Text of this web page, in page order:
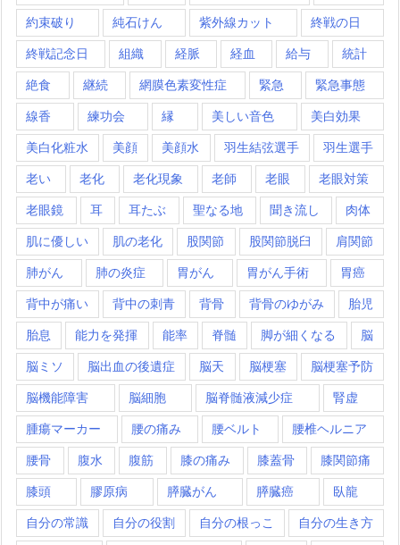
約束破り 純石けん 紫外線カット 終戦の日
終戦記念日 組織 経脈 経血 給与 統計
絶食 継続 網膜色素変性症 緊急 緊急事態
線香 練功会 縁 美しい音色 美白効果
美白化粧水 美顔 美顔水 羽生結弦選手 羽生選手
老い 老化 老化現象 老師 老眼 老眼対策
老眼鏡 耳 耳たぶ 聖なる地 聞き流し 肉体
肌に優しい 肌の老化 股関節 股関節脱臼 肩関節
肺がん 肺の炎症 胃がん 胃がん手術 胃癌
背中が痛い 背中の刺青 背骨 背骨のゆがみ 胎児
胎息 能力を発揮 能率 脊髄 脚が細くなる 脳
脳ミソ 脳出血の後遺症 脳天 脳梗塞 脳梗塞予防
脳機能障害 脳細胞 脳脊髄液減少症 腎虚
腫瘍マーカー 腰の痛み 腰ベルト 腰椎ヘルニア
腰骨 腹水 腹筋 膝の痛み 膝蓋骨 膝関節痛
膝頭 膠原病 膵臓がん 膵臓癌 臥龍
自分の常識 自分の役割 自分の根っこ 自分の生き方